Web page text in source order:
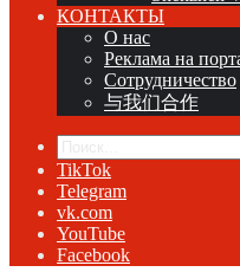
КОНТАКТЫ
О нас
Реклама на
Сотрудничество
与我们合作
TikTok
Telegram
vk.com
YouTube
Facebook